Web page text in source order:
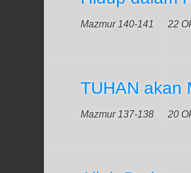
Mazmur 140-141 22
TUHAN akan
Mazmur 137-138 20